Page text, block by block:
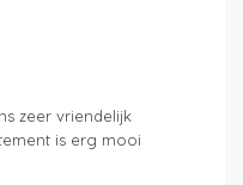
zeer vriendelijk
is erg mooi